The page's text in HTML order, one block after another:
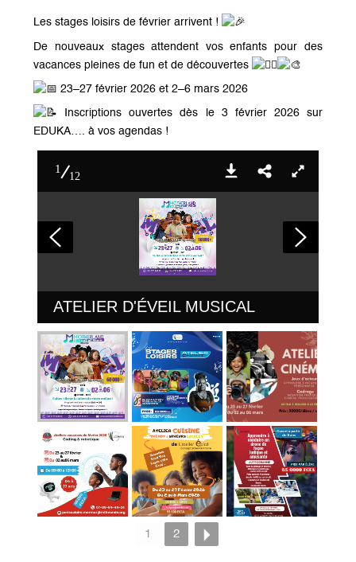
Les stages loisirs de février arrivent !
De nouveaux stages attendent vos enfants pour des
vacances pleines de fun et de découvertes
23–27 février 2026 et 2–6 mars 2026
Inscriptions ouvertes dès le3 février 2026 sur
EDUKA…. à vos agendas !
1
12
ATELIER D'ÉVEIL MUSICAL
1 2